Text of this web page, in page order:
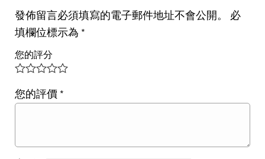
發佈留言必須填寫的電子郵件地址不會公開。
必
填欄位標示為 *
您的評分
您的評價 *